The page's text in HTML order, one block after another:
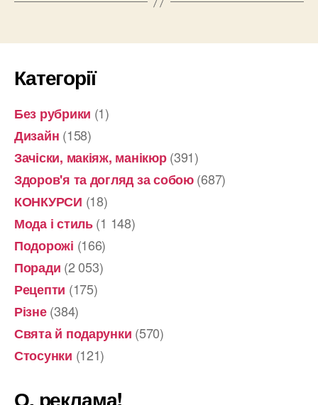
Категорії
Без рубрики (1)
Дизайн (158)
Зачіски, макіяж, манікюр(391)
Здоров'я та догляд за собою(687)
КОНКУРСИ (18)
Мода і стиль(1 148)
Подорожі (166)
Поради (2 053)
Рецепти (175)
Різне(384)
Свята й подарунки (570)
Стосунки (121)